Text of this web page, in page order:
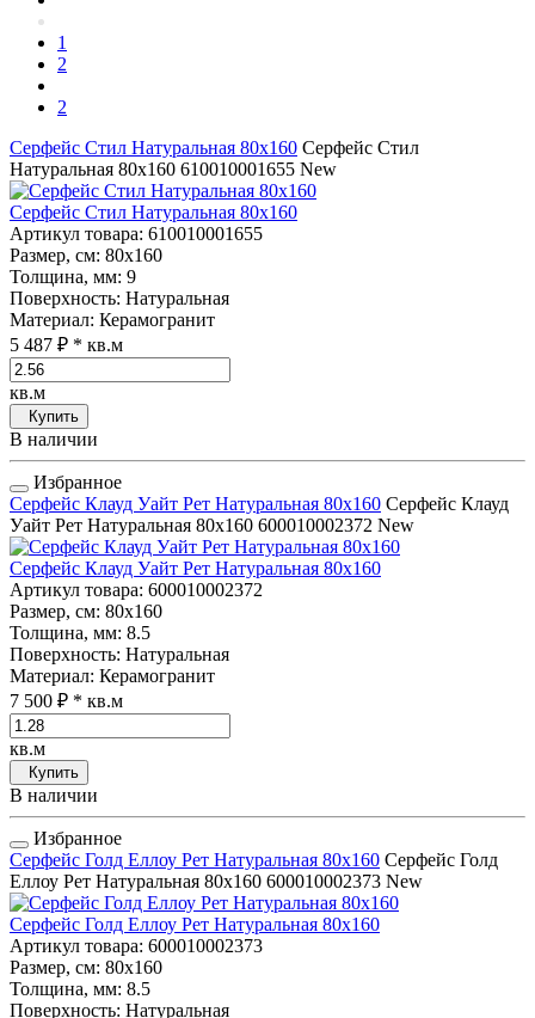
1
2
2
Серфейс Стил Натуральная 80x160 Серфейс Стил
Натуральная 80x160 610010001655 New
Серфейс Стил Натуральная 80x160
Артикул товара: 610010001655
Размер, см: 80x160
Толщина, мм: 9
Поверхность: Натуральная
Материал: Керамогранит
5 487 ₽ * кв.м
кв.м
Купить
В наличии
Избранное
Серфейс Клауд Уайт Рет Натуральная 80x160 Серфейс Клауд
Уайт Рет Натуральная 80x160 600010002372 New
Серфейс Клауд Уайт Рет Натуральная 80x160
Артикул товара: 600010002372
Размер, см: 80x160
Толщина, мм: 8.5
Поверхность: Натуральная
Материал: Керамогранит
7 500 ₽ * кв.м
кв.м
Купить
В наличии
Избранное
Серфейс Голд Еллоу Рет Натуральная 80x160 Серфейс Голд
Еллоу Рет Натуральная 80x160 600010002373 New
Серфейс Голд Еллоу Рет Натуральная 80x160
Артикул товара: 600010002373
Размер, см: 80x160
Толщина, мм: 8.5
Поверхность: Натуральная